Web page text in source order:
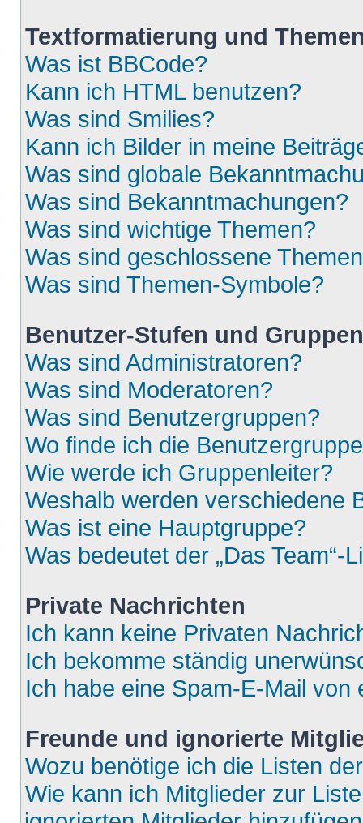
Textformatierung und
Was ist BBCode?
Kann ich HTML benutzen?
Was sind Smilies?
Kann ich Bilder in meine
Was sind globale
Was sind Bekanntmachungen?
Was sind wichtige Themen?
Was sind geschlossene
Was sind Themen-Symbole?
Benutzer-Stufen und Gruppen
Was sind Administratoren?
Was sind Moderatoren?
Was sind Benutzergruppen?
Wo finde ich die
Wie werde ich Gruppenleiter?
Weshalb werden verschiedene
Was ist eine Hauptgruppe?
Was bedeutet der „Das Team“-
Private Nachrichten
Ich kann keine Privaten
Ich bekomme ständig
Ich habe eine Spam-E-Mail
Freunde und ignorierte
Wozu benötige ich die Listen
Wie kann ich Mitglieder zur